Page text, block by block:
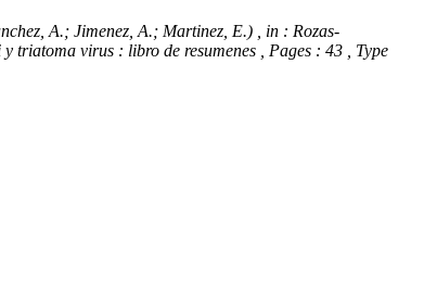
A.; Jimenez, A.; Martinez, E.)
, in : Rozas-
triatoma virus : libro de resumenes , Pages : 43
, Type